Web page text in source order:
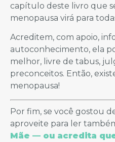
capítulo deste livro que
menopausa virá para
Acreditem, com apoio,
autoconhecimento, ela
melhor, livre de tabus,
preconceitos. Então,
menopausa!
Por fim, se você gostou
aproveite para ler
Mãe — ou acredita